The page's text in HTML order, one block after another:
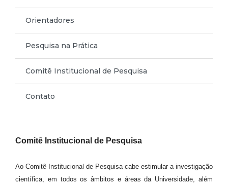
Orientadores
Pesquisa na Prática
Comitê Institucional de Pesquisa
Contato
Comitê Institucional de Pesquisa
Ao Comitê Institucional de Pesquisa cabe estimular a investigação
científica, em todos os âmbitos e áreas da Universidade, além